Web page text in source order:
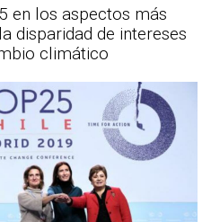
en los aspectos más
disparidad de intereses
climático